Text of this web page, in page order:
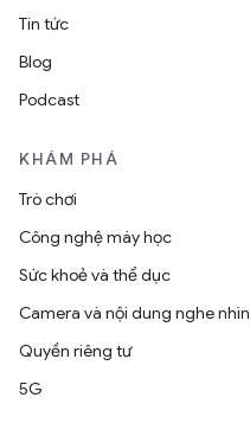
Tin tức
Blog
Podcast
KHÁM PHÁ
Trò chơi
Công nghệ máy học
Sức khoẻ và thể dục
Camera và nội dung nghe nhìn
Quyền riêng tư
5G